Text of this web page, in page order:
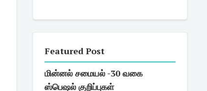
Featured Post
மின்னல் சமையல் -30 வகை
ஸ்பெஷல் குறிப்புகள்